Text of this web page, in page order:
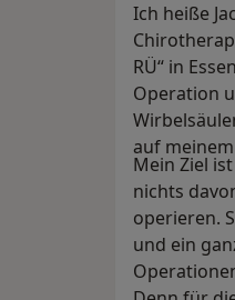
Ich heiße
RÜ“ in
Operation
auf
Mein Ziel
nichts
operieren.
und ein